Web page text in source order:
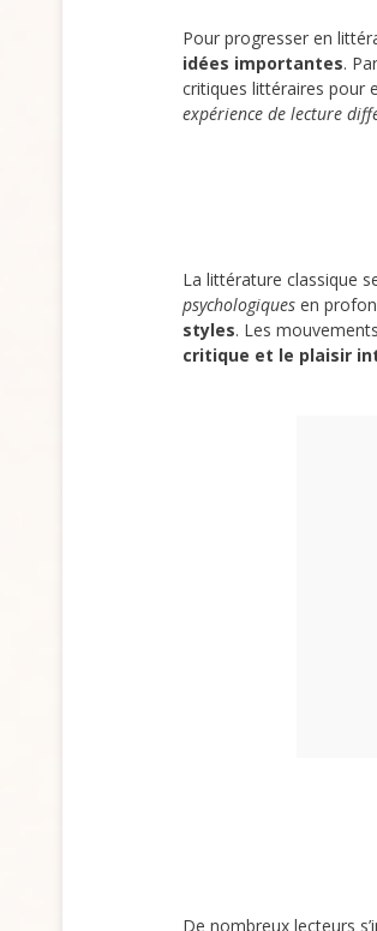
Pour progresser en
idées importantes.
critiques littéraires pour
expérience de lecture
La littérature classique
psychologiques en
styles. Les
critique et le plaisir
De nombreux lecteurs